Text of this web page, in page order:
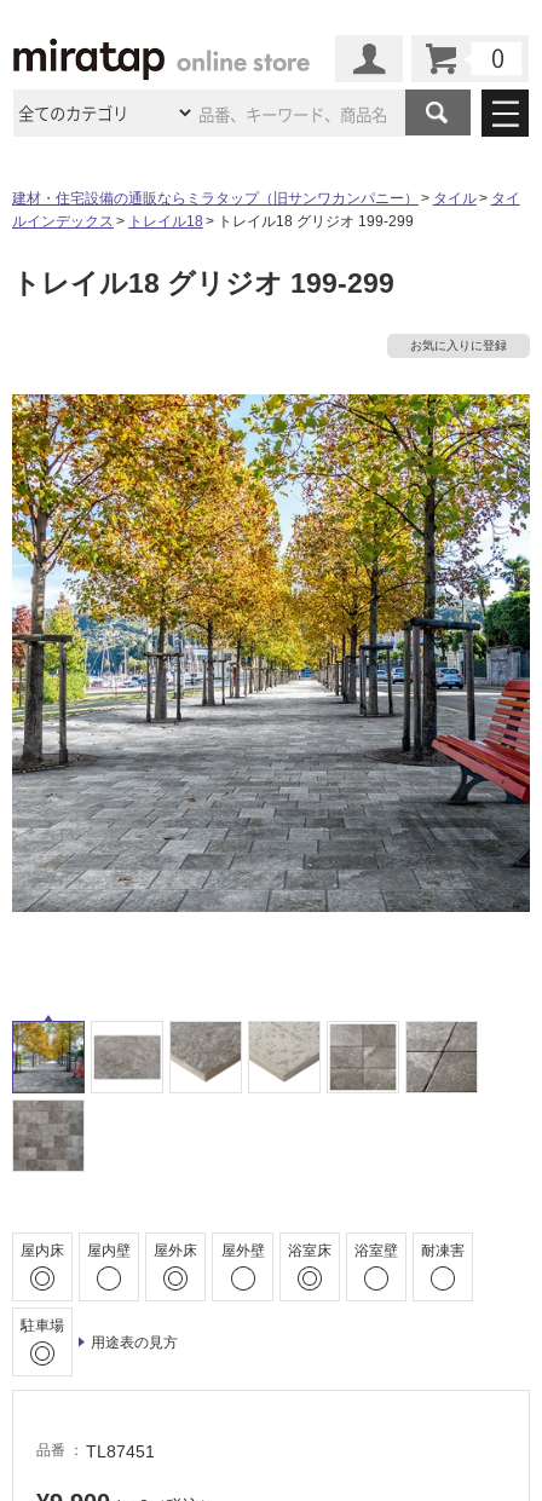
商品カテゴリ
キッチン
トイレ
扉
エクステリア（外構）
ウッドデッキ フローリング・床材
収納 インテリア・家具
照明 ペット用品
内装用建材 パネル・壁材
ロートアイアン 天然石・石材
メンテナンス・施工材 新商品
施工事例
施工事例 法人案件納入事例
インタビュー
店舗・施設事例
ショールーム
ショールーム
大阪ショールーム 仙台ショールーム
名古屋ショールーム 京都ショールーム
福岡ショールーム 札幌スマートショールー
ム
横浜スマートショールー
ム
ウェルビーみのおHDC
BOX
サポート
ご利用ガイド 初めての方へ
よくある質問 お問い合わせ
修理お問い合わせ クレーム公開
説明書・図面検索 水まわり3年保証
お役立ち情報 住まいのスタイリング
アイデア
ミラタップチャンネル
オンライン相談
その他サービス
ミラタップと創る家
ASOLIE
工事会社紹介Coziコンシ
ェルジュ
自分らしい家づくり
SUVACO
最高のリノベ会社がみつ
かるリノベりす
建材・住宅設備の通販ならミラタップ（旧サンワカンパニー） タイル
タイ
ルインデックス
トレイル18 トレイル18 グリジオ 199-299
トレイル18 グリジオ 199-299
お気に入りに登録
屋内床 屋内壁 屋外床 屋外壁 浴室床 浴室壁 耐凍害
駐車場
用途表の見方
品番 TL87451
タ
イ
屋
内
床・
屋
外
床・
室
床・
駐
車
場
に